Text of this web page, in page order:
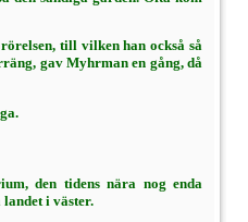
till vilken han också så
gav Myhrman en gång, då
den tidens nära nog enda
i väster.